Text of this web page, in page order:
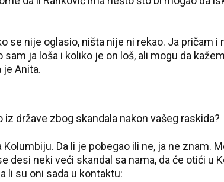
se nije oglasio, ništa nije ni rekao. Ja pričam i
ja loša i koliko je on loš, ali mogu da
Anita.
iz države zbog skandala nakon vašeg raskida?
Da li je pobegao ili ne, ja ne znam.
desi neki veći skandal sa nama, da će otići u
li su oni sada u kontaktu: